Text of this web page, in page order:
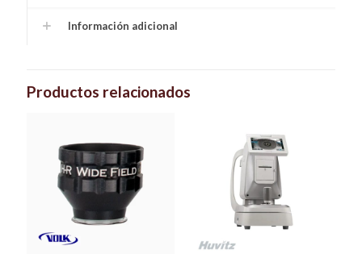
Información adicional
Productos relacionados